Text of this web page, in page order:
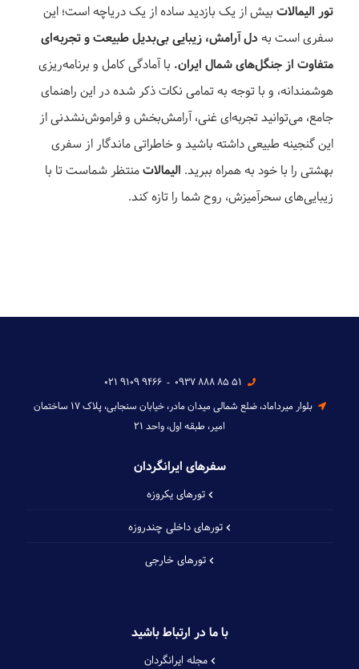
تور الیمالات بیش از یک بازدید ساده از یک دریاچه است؛ این
سفری است به دل آرامش، زیبایی بی‌بدیل طبیعت و تجربه‌ای
متفاوت از جنگل‌های شمال ایران. با آمادگی کامل و برنامه‌ریزی
هوشمندانه، و با توجه به تمامی نکات ذکر شده در این راهنمای
جامع، می‌توانید تجربه‌ای غنی، آرامش‌بخش و فراموش‌نشدنی از
این گنجینه طبیعی داشته باشید و خاطراتی ماندگار از سفری
بهشتی را با خود به همراه ببرید. الیمالاتمنتظر شماست تا با
زیبایی‌های سحرآمیزش، روح شما را تازه کند.
0937 888 85 51
-
021 9109 9466
بلوار میرداماد، ضلع شمالی میدان مادر، خیابان سنجابی، پلاک ۱۷ ساختمان
امیر، طبقه اول، واحد ۲۱
سفرهای ایرانگردان
تورهای یکروزه
تورهای داخلی چند‌روزه
تورهای خارجی
با ما در ارتباط باشید
مجله ایرانگردان